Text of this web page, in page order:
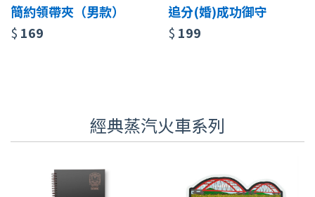
簡約領帶夾（男款）
$ 169
追分(婚)成功御守
$ 199
經典蒸汽火車系列